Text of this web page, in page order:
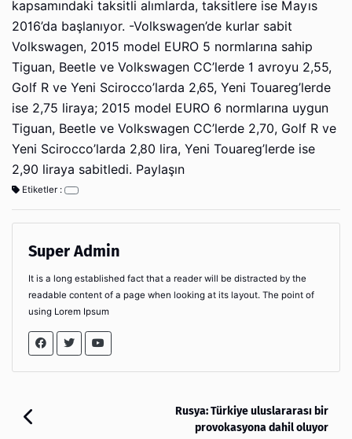
kapsamındaki taksitli alımlarda, taksitlere ise Mayıs
2016’da başlanıyor. -Volkswagen’de kurlar sabit
Volkswagen, 2015 model EURO 5 normlarına sahip
Tiguan, Beetle ve Volkswagen CC’lerde 1 avroyu 2,55,
Golf R ve Yeni Scirocco’larda 2,65, Yeni Touareg’lerde
ise 2,75 liraya; 2015 model EURO 6 normlarına uygun
Tiguan, Beetle ve Volkswagen CC’lerde 2,70, Golf R ve
Yeni Scirocco’larda 2,80 lira, Yeni Touareg’lerde ise
2,90 liraya sabitledi. Paylaşın
Etiketler :
Super Admin
It is a long established fact that a reader will be distracted by the
readable content of a page when looking at its layout. The point of
using Lorem Ipsum
Rusya: Türkiye uluslararası bir
provokasyona dahil oluyor